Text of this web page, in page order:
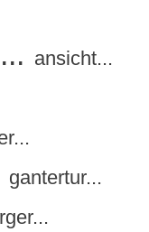
ansicht...
gantertur...